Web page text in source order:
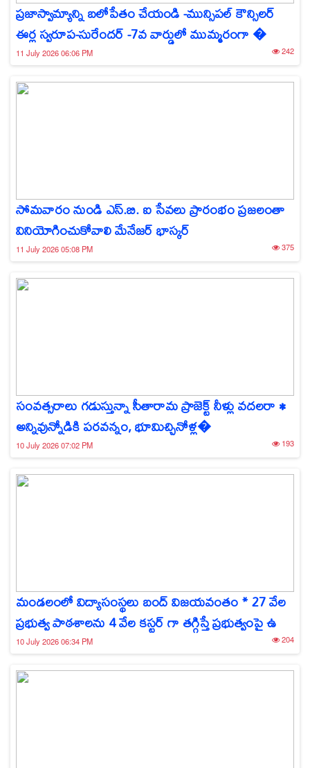
ప్రజాస్వామ్యాన్ని బలోపేతం చేయండి -మున్సిపల్ కౌన్సిలర్
ఈర్ల స్వరూప-సురేందర్ -7వ వార్డులో ముమ్మరంగా �
11 July 2026 06:06 PM 242
సోమవారం నుండి ఎస్.బి. ఐ సేవలు ప్రారంభం ప్రజలంతా
వినియోగించుకోవాలి మేనేజర్ భాస్కర్
11 July 2026 05:08 PM 375
సంవత్సరాలు గడుస్తున్నా సీతారామ ప్రాజెక్ట్ నీళ్లు వదలరా •
అన్నివున్నోడికి పరవన్నం, భూమిచ్చినోళ్ల�
10 July 2026 07:02 PM 193
మండలంలో విద్యాసంస్థలు బంద్ విజయవంతం * 27 వేల
ప్రభుత్వ పాఠశాలను 4 వేల కస్టర్ గా తగ్గిస్తే ప్రభుత్వంపై ఉ
10 July 2026 06:34 PM 204